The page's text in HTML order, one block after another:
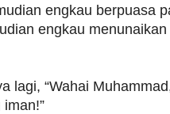
engkau berpuasa
engkau menunaikan
lagi, “Wahai